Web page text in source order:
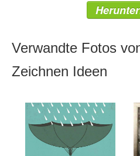
Verwandte Fotos
Zeichnen Ideen